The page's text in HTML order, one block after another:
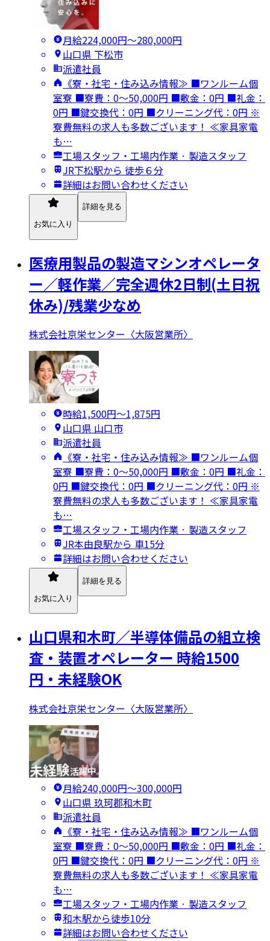
月給224,000円〜280,000円
山口県 下松市
派遣社員
《寮・社宅・住み込み情報≫ ■ワンルーム個
室寮 ■寮費：0～50,000円 ■敷金：0円 ■礼金：
0円 ■鍵交換代：0円 ■クリーニング代：0円 ※
寮費無料の求人も多数ございます！ ≪家具家電
も…
工場スタッフ・工場内作業 · 製造スタッフ
JR下松駅から 徒歩６分
詳細はお問い合わせください
お気に入り
詳細を見る
医療用製品の製造マシンオペレータ
ー／軽作業／完全週休2日制(土日祝
休み)/残業少なめ
株式会社京栄センター〈大阪営業所〉
時給1,500円〜1,875円
山口県 山口市
派遣社員
《寮・社宅・住み込み情報≫ ■ワンルーム個
室寮 ■寮費：0～50,000円 ■敷金：0円 ■礼金：
0円 ■鍵交換代：0円 ■クリーニング代：0円 ※
寮費無料の求人も多数ございます！ ≪家具家電
も…
工場スタッフ・工場内作業 · 製造スタッフ
JR本由良駅から 車15分
詳細はお問い合わせください
お気に入り
詳細を見る
山口県和木町／半導体備品の組立検
査・装置オペレーター 時給1500
円・未経験OK
株式会社京栄センター〈大阪営業所〉
月給240,000円〜300,000円
山口県 玖珂郡和木町
派遣社員
《寮・社宅・住み込み情報≫ ■ワンルーム個
室寮 ■寮費：0～50,000円 ■敷金：0円 ■礼金：
0円 ■鍵交換代：0円 ■クリーニング代：0円 ※
寮費無料の求人も多数ございます！ ≪家具家電
も…
工場スタッフ・工場内作業 · 製造スタッフ
和木駅から徒歩10分
詳細はお問い合わせください